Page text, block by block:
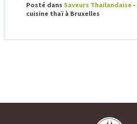
Posté dans Saveurs Thailandaise
cuisine thaï à Bruxelles